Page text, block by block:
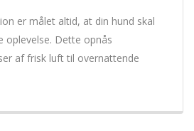
er målet altid, at din hund skal
oplevelse. Dette opnås
af frisk luft til overnattende